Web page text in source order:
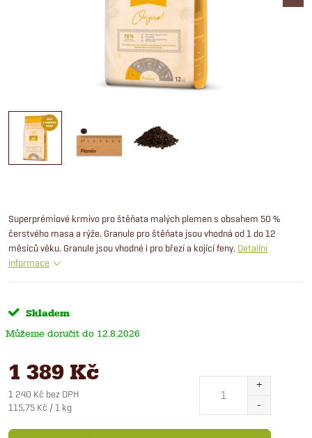
Superprémiové krmivo pro štěňata malých plemen s obsahem 50 %
čerstvého masa a rýže. Granule pro štěňata jsou vhodná od 1 do 12
měsíců věku. Granule jsou vhodné i pro březí a kojící feny. Detailní
informace
Skladem
12.8.2026
1 389 Kč
1 240 Kč bez DPH
Měrná
115,75 Kč / 1 kg